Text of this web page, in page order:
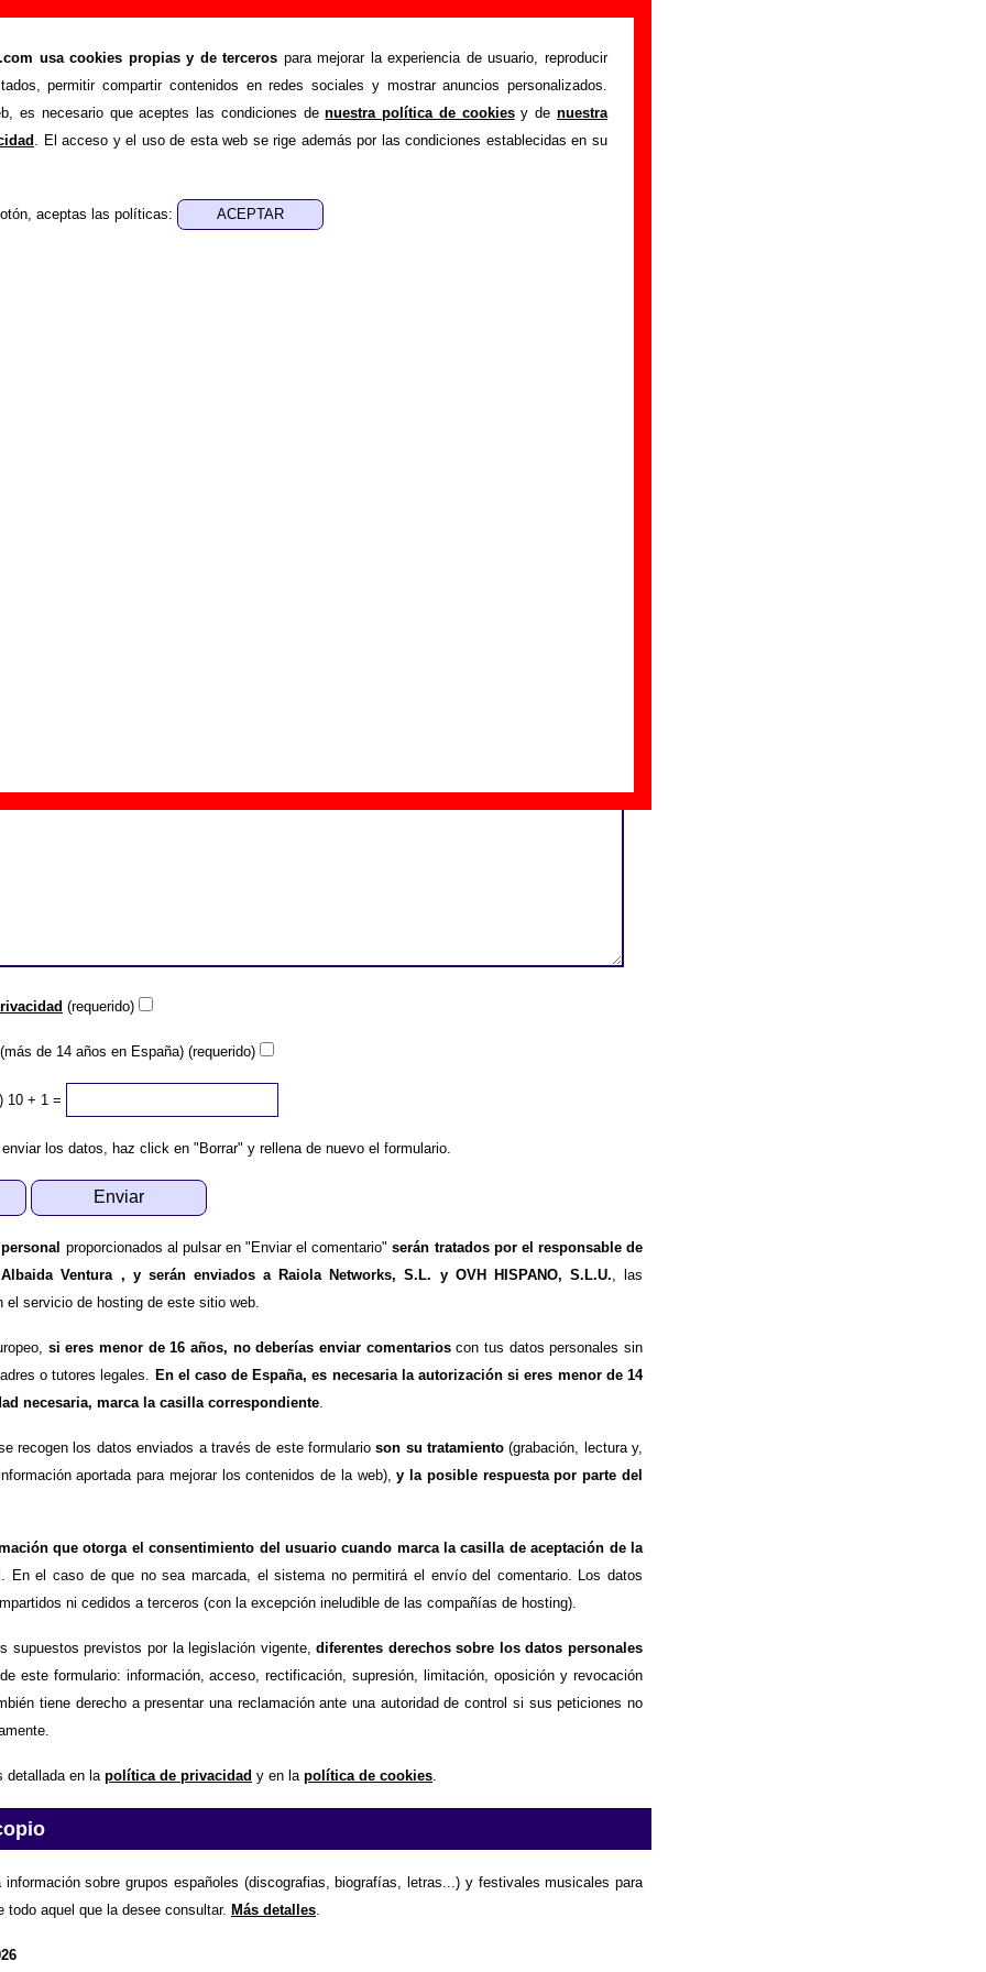
usa cookies propias y de terceros para mejorar la experiencia de usuario, reproducir
permitir compartir contenidos en redes sociales y mostrar anuncios personalizados.
es necesario que aceptes las condiciones denuestra política de cookiesy denuestra
. El acceso y el uso de esta web se rige además por las condiciones establecidas en su
aceptas las políticas:
o corregir información
>Añadir
adicional, puedes enviar nueva información o corregir la existente mediante el
o escribiendo un e-mail a guialven@musicoscopio.com.Gracias por tu
(requerido)
de 14 años en España) (requerido)
10 + 1 =
los datos, haz click en "Borrar" y rellena de nuevo el formulario.
proporcionados al pulsar en "Enviar el comentario"serán tratados por el responsable de
Ventura , y serán enviados a Raiola Networks, S.L. y OVH HISPANO, S.L.U. , las
el servicio de hosting de este sitio web.
si eres menor de 16 años, no deberías enviar comentarioscon tus datos personales sin
o tutores legales.
En el caso de España, es necesaria la autorización si eres menor de 14
necesaria, marca la casilla correspondiente
recogen los datos enviados a través de este formularioson su tratamiento(grabación, lectura y,
aportada para mejorar los contenidos de la web),y la posible respuesta por parte del
que otorga el consentimiento del usuario cuando marca la casilla de aceptación de la
. En el caso de que no sea marcada, el sistema no permitirá el envío del comentario. Los datos
ni cedidos a terceros (con la excepción ineludible de las compañías de hosting).
supuestos previstos por la legislación vigente,diferentes derechos sobre los datos personales
este formulario: información, acceso, rectificación, supresión, limitación, oposición y revocación
tiene derecho a presentar una reclamación ante una autoridad de control si sus peticiones no
detallada en la política de privacidad y en la política de cookies
información sobre grupos españoles (discografias, biografías, letras...) y festivales musicales para
todo aquel que la desee consultar. Más detalles.